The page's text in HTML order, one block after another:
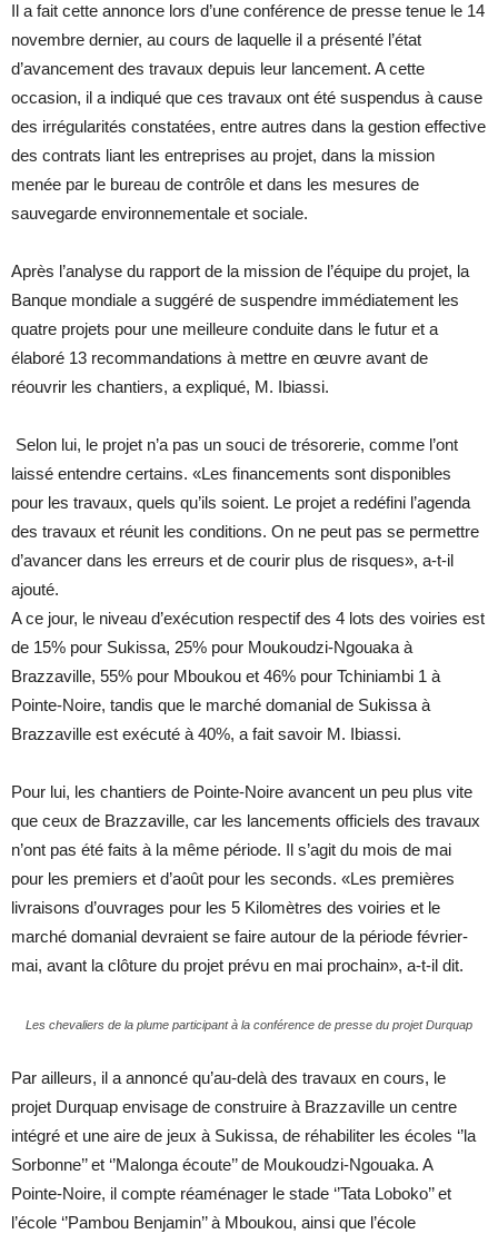
Il a fait cette annonce lors d’une conférence de presse tenue le 14
novembre dernier, au cours de laquelle il a présenté l’état
d’avancement des travaux depuis leur lancement. A cette
occasion, il a indiqué que ces travaux ont été suspendus à cause
des irrégularités constatées, entre autres dans la gestion effective
des contrats liant les entreprises au projet, dans la mission
menée par le bureau de contrôle et dans les mesures de
sauvegarde environnementale et sociale.
Après l’analyse du rapport de la mission de l’équipe du projet, la
Banque mondiale a suggéré de suspendre immédiatement les
quatre projets pour une meilleure conduite dans le futur et a
élaboré 13 recommandations à mettre en œuvre avant de
réouvrir les chantiers, a expliqué, M. Ibiassi.
Selon lui, le projet n’a pas un souci de trésorerie, comme l’ont
laissé entendre certains. «Les financements sont disponibles
pour les travaux, quels qu’ils soient. Le projet a redéfini l’agenda
des travaux et réunit les conditions. On ne peut pas se permettre
d’avancer dans les erreurs et de courir plus de risques», a-t-il
ajouté.
A ce jour, le niveau d’exécution respectif des 4 lots des voiries est
de 15% pour Sukissa, 25% pour Moukoudzi-Ngouaka à
Brazzaville, 55% pour Mboukou et 46% pour Tchiniambi 1 à
Pointe-Noire, tandis que le marché domanial de Sukissa à
Brazzaville est exécuté à 40%, a fait savoir M. Ibiassi.
Pour lui, les chantiers de Pointe-Noire avancent un peu plus vite
que ceux de Brazzaville, car les lancements officiels des travaux
n’ont pas été faits à la même période. Il s’agit du mois de mai
pour les premiers et d’août pour les seconds. «Les premières
livraisons d’ouvrages pour les 5 Kilomètres des voiries et le
marché domanial devraient se faire autour de la période février-
mai, avant la clôture du projet prévu en mai prochain», a-t-il dit.
Les chevaliers de la plume participant à la conférence de presse du projet Durquap
Par ailleurs, il a annoncé qu’au-delà des travaux en cours, le
projet Durquap envisage de construire à Brazzaville un centre
intégré et une aire de jeux à Sukissa, de réhabiliter les écoles ‘’la
Sorbonne’’ et ‘’Malonga écoute’’ de Moukoudzi-Ngouaka. A
Pointe-Noire, il compte réaménager le stade ‘’Tata Loboko’’ et
l’école ‘’Pambou Benjamin’’ à Mboukou, ainsi que l’école